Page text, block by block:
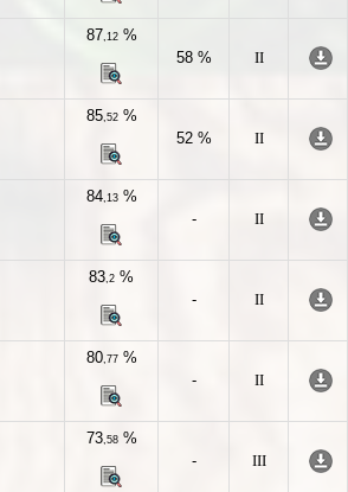
87,12%
58 %
II
85,52%
52 %
II
84,13%
-
II
83,2 %
-
II
80,77%
-
II
73,58%
-
III